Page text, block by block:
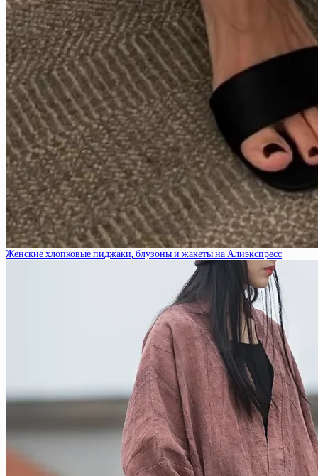
Женские хлопковые пиджаки, блузоны и жакеты на Алиэкспресс